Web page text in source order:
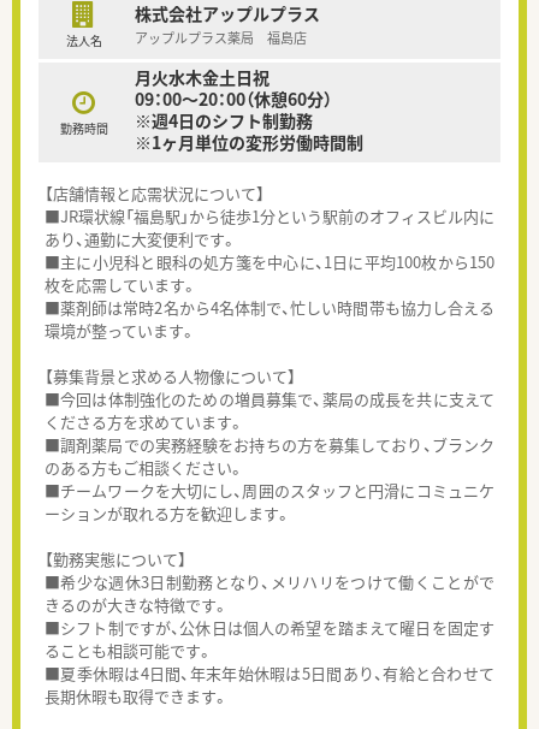
法人名
株式会社アップルプラス
アップルプラス薬局 福島店
勤務時間
月火水木金土日祝
09：00～20：00（休憩60分）
※週4日のシフト制勤務
※1ヶ月単位の変形労働時間制
【店舗情報と応需状況について】
■JR環状線「福島駅」から徒歩1分という駅前のオフィスビル内に
あり、通勤に大変便利です。
■主に小児科と眼科の処方箋を中心に、1日に平均100枚から150
枚を応需しています。
■薬剤師は常時2名から4名体制で、忙しい時間帯も協力し合える
環境が整っています。
【募集背景と求める人物像について】
■今回は体制強化のための増員募集で、薬局の成長を共に支えて
くださる方を求めています。
■調剤薬局での実務経験をお持ちの方を募集しており、ブランク
のある方もご相談ください。
■チームワークを大切にし、周囲のスタッフと円滑にコミュニケ
ーションが取れる方を歓迎します。
【勤務実態について】
■希少な週休3日制勤務となり、メリハリをつけて働くことがで
きるのが大きな特徴です。
■シフト制ですが、公休日は個人の希望を踏まえて曜日を固定す
ることも相談可能です。
■夏季休暇は4日間、年末年始休暇は5日間あり、有給と合わせて
長期休暇も取得できます。